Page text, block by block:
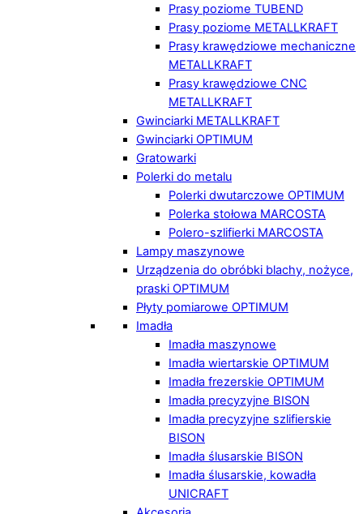
Prasy poziome TUBEND
Prasy poziome METALLKRAFT
Prasy krawędziowe mechaniczne
METALLKRAFT
Prasy krawędziowe CNC
METALLKRAFT
Gwinciarki METALLKRAFT
Gwinciarki OPTIMUM
Gratowarki
Polerki do metalu
Polerki dwutarczowe OPTIMUM
Polerka stołowa MARCOSTA
Polero-szlifierki MARCOSTA
Lampy maszynowe
Urządzenia do obróbki blachy, nożyce,
praski OPTIMUM
Płyty pomiarowe OPTIMUM
Imadła
Imadła maszynowe
Imadła wiertarskie OPTIMUM
Imadła frezerskie OPTIMUM
Imadła precyzyjne BISON
Imadła precyzyjne szlifierskie
BISON
Imadła ślusarskie BISON
Imadła ślusarskie, kowadła
UNICRAFT